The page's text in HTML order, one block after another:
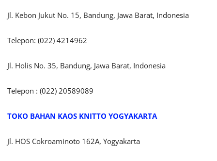
Jl. Kebon Jukut No. 15, Bandung, Jawa Barat, Indonesia
Telepon: (022) 4214962
Jl. Holis No. 35, Bandung, Jawa Barat, Indonesia
Telepon : (022) 20589089
TOKO BAHAN KAOS KNITTO YOGYAKARTA
Jl. HOS Cokroaminoto 162A, Yogyakarta